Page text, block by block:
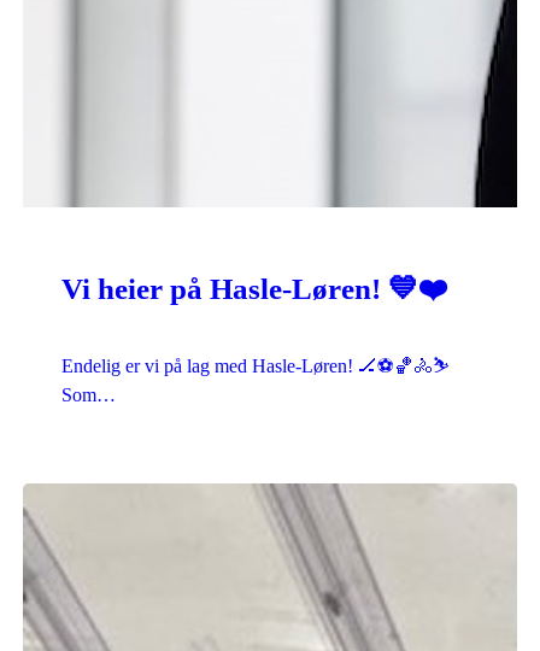
Vi heier på Hasle-Løren! 💙❤️
Endelig er vi på lag med Hasle-Løren! 🏒⚽🏀🚴⛷️
Som…